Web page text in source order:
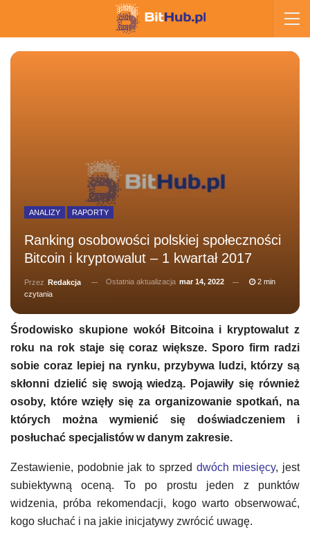
ANALIZY RAPORTY
Ranking osobowości polskiej społeczności
Bitcoin i kryptowalut – 1 kwartał 2017
Przez Redakcja Ostatnia aktualizacja mar 14, 2022
2 min
czytania
Środowisko skupione wokół Bitcoina i kryptowalut z
roku na rok staje się coraz większe. Sporo firm radzi
sobie coraz lepiej na rynku, przybywa ludzi, którzy są
skłonni dzielić się swoją wiedzą. Pojawiły się również
osoby, które wzięły się za organizowanie spotkań, na
których można wymienić się doświadczeniem i
posłuchać specjalistów w danym zakresie.
Zestawienie, podobnie jak to sprzed dwóch miesięcy, jest
subiektywną oceną. To po prostu jeden z punktów
widzenia, próba rekomendacji, kogo warto obserwować,
kogo słuchać i na jakie inicjatywy zwrócić uwagę.